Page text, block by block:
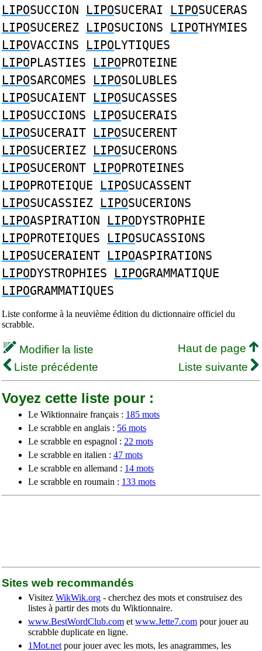
LIPOSUCCION LIPOSUCERAI LIPOSUCERAS
LIPOSUCEREZ LIPOSUCIONS LIPOTHYMIES
LIPOVACCINS LIPOLYTIQUES
LIPOPLASTIES LIPOPROTEINE
LIPOSARCOMES LIPOSOLUBLES
LIPOSUCAIENT LIPOSUCASSES
LIPOSUCCIONS LIPOSUCERAIS
LIPOSUCERAIT LIPOSUCERENT
LIPOSUCERIEZ LIPOSUCERONS
LIPOSUCERONT LIPOPROTEINES
LIPOPROTEIQUE LIPOSUCASSENT
LIPOSUCASSIEZ LIPOSUCERIONS
LIPOASPIRATION LIPODYSTROPHIE
LIPOPROTEIQUES LIPOSUCASSIONS
LIPOSUCERAIENT LIPOASPIRATIONS
LIPODYSTROPHIES LIPOGRAMMATIQUE
LIPOGRAMMATIQUES
Liste conforme à la neuvième édition du dictionnaire officiel du
scrabble.
Modifier la liste
Haut de page
Liste précédente
Liste suivante
Voyez cette liste pour :
Le Wiktionnaire français : 185 mots
Le scrabble en anglais : 56 mots
Le scrabble en espagnol : 22 mots
Le scrabble en italien : 47 mots
Le scrabble en allemand : 14 mots
Le scrabble en roumain : 133 mots
Sites web recommandés
Visitez WikWik.org - cherchez des mots et construisez des
listes à partir des mots du Wiktionnaire.
www.BestWordClub.com et www.Jette7.com pour jouer au
scrabble duplicate en ligne.
1Mot.net pour jouer avec les mots, les anagrammes, les